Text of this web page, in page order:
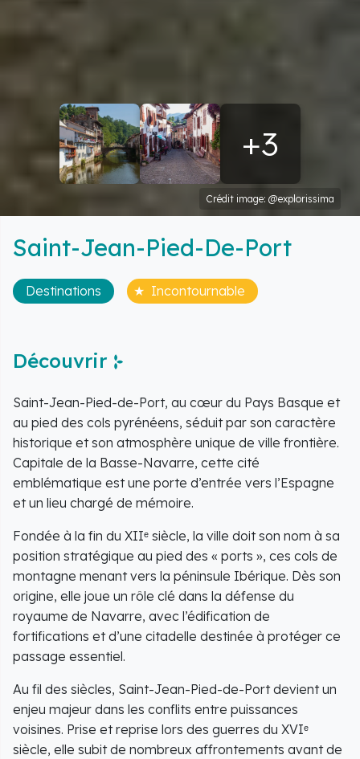
+3
Crédit image: @explorissima
Saint-Jean-Pied-De-Port
Destinations Incontournable
Découvrir
Saint-Jean-Pied-de-Port, au cœur du Pays Basque et
au pied des cols pyrénéens, séduit par son caractère
historique et son atmosphère unique de ville frontière.
Capitale de la Basse-Navarre, cette cité
emblématique est une porte d’entrée vers l’Espagne
et un lieu chargé de mémoire.
Fondée à la fin du XIIᵉ siècle, la ville doit son nom à sa
position stratégique au pied des « ports », ces cols de
montagne menant vers la péninsule Ibérique. Dès son
origine, elle joue un rôle clé dans la défense du
royaume de Navarre, avec l’édification de
fortifications et d’une citadelle destinée à protéger ce
passage essentiel.
Au fil des siècles, Saint-Jean-Pied-de-Port devient un
enjeu majeur dans les conflits entre puissances
voisines. Prise et reprise lors des guerres du XVIᵉ
siècle, elle subit de nombreux affrontements avant de